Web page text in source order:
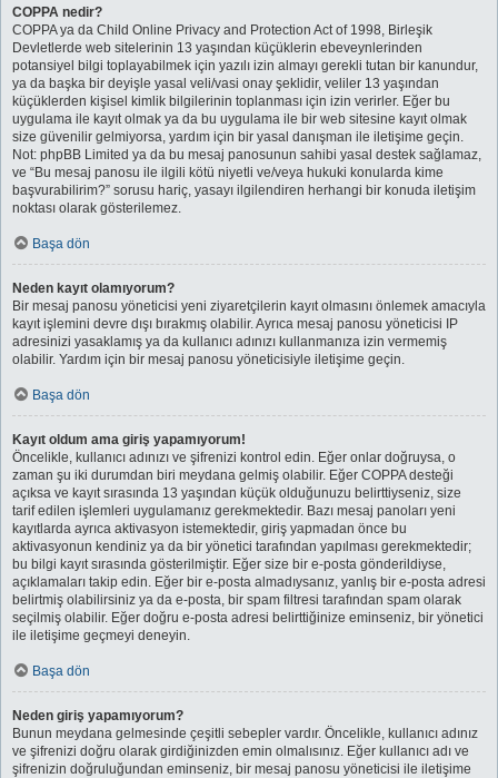
COPPA nedir?
COPPA ya da Child Online Privacy and Protection Act of 1998, Birleşik
Devletlerde web sitelerinin 13 yaşından küçüklerin ebeveynlerinden
potansiyel bilgi toplayabilmek için yazılı izin almayı gerekli tutan bir kanundur,
ya da başka bir deyişle yasal veli/vasi onay şeklidir, veliler 13 yaşından
küçüklerden kişisel kimlik bilgilerinin toplanması için izin verirler. Eğer bu
uygulama ile kayıt olmak ya da bu uygulama ile bir web sitesine kayıt olmak
size güvenilir gelmiyorsa, yardım için bir yasal danışman ile iletişime geçin.
Not: phpBB Limited ya da bu mesaj panosunun sahibi yasal destek sağlamaz,
ve “Bu mesaj panosu ile ilgili kötü niyetli ve/veya hukuki konularda kime
başvurabilirim?” sorusu hariç, yasayı ilgilendiren herhangi bir konuda iletişim
noktası olarak gösterilemez.
Başa dön
Neden kayıt olamıyorum?
Bir mesaj panosu yöneticisi yeni ziyaretçilerin kayıt olmasını önlemek amacıyla
kayıt işlemini devre dışı bırakmış olabilir. Ayrıca mesaj panosu yöneticisi IP
adresinizi yasaklamış ya da kullanıcı adınızı kullanmanıza izin vermemiş
olabilir. Yardım için bir mesaj panosu yöneticisiyle iletişime geçin.
Başa dön
Kayıt oldum ama giriş yapamıyorum!
Öncelikle, kullanıcı adınızı ve şifrenizi kontrol edin. Eğer onlar doğruysa, o
zaman şu iki durumdan biri meydana gelmiş olabilir. Eğer COPPA desteği
açıksa ve kayıt sırasında 13 yaşından küçük olduğunuzu belirttiyseniz, size
tarif edilen işlemleri uygulamanız gerekmektedir. Bazı mesaj panoları yeni
kayıtlarda ayrıca aktivasyon istemektedir, giriş yapmadan önce bu
aktivasyonun kendiniz ya da bir yönetici tarafından yapılması gerekmektedir;
bu bilgi kayıt sırasında gösterilmiştir. Eğer size bir e-posta gönderildiyse,
açıklamaları takip edin. Eğer bir e-posta almadıysanız, yanlış bir e-posta adresi
belirtmiş olabilirsiniz ya da e-posta, bir spam filtresi tarafından spam olarak
seçilmiş olabilir. Eğer doğru e-posta adresi belirttiğinize eminseniz, bir yönetici
ile iletişime geçmeyi deneyin.
Başa dön
Neden giriş yapamıyorum?
Bunun meydana gelmesinde çeşitli sebepler vardır. Öncelikle, kullanıcı adınız
ve şifrenizi doğru olarak girdiğinizden emin olmalısınız. Eğer kullanıcı adı ve
şifrenizin doğruluğundan eminseniz, bir mesaj panosu yöneticisi ile iletişime